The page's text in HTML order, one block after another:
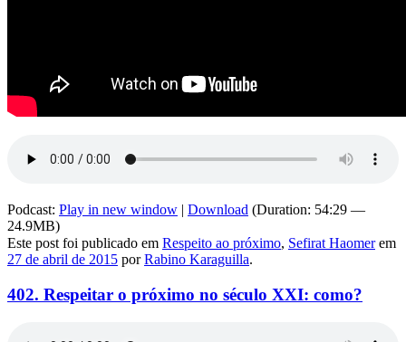
Podcast: Play in new window | Download (Duration: 54:29 —
24.9MB)
Este post foi publicado em Respeito ao próximo, Sefirat Haomerem
27 de abril de 2015 porRabino Karaguilla.
402. Respeitar o próximo no século XXI: como?